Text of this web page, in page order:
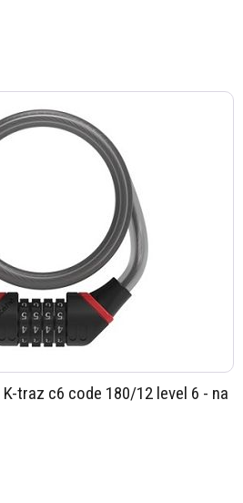
traz c6 code 180/12 level 6 - na